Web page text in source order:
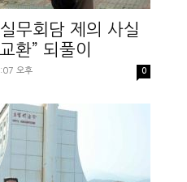
무회담 제의 사실
환” 되풀이
오후 0